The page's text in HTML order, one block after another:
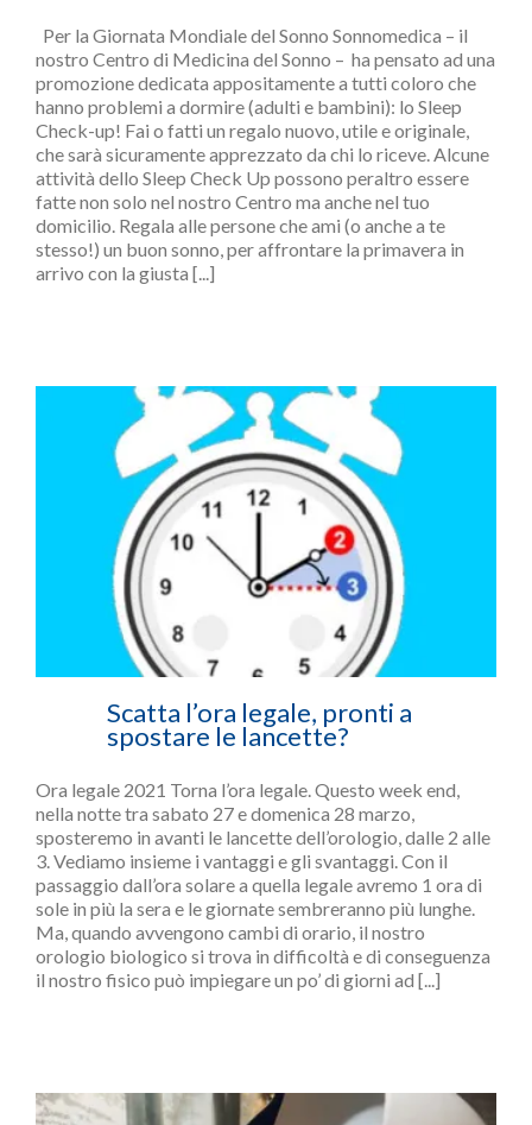
Per la Giornata Mondiale del Sonno Sonnomedica – il
nostro Centro di Medicina del Sonno – ha pensato ad una
promozione dedicata appositamente a tutti coloro che
hanno problemi a dormire (adulti e bambini): lo Sleep
Check-up! Fai o fatti un regalo nuovo, utile e originale,
che sarà sicuramente apprezzato da chi lo riceve. Alcune
attività dello Sleep Check Up possono peraltro essere
fatte non solo nel nostro Centro ma anche nel tuo
domicilio. Regala alle persone che ami (o anche a te
stesso!) un buon sonno, per affrontare la primavera in
arrivo con la giusta [...]
Scatta l’ora legale, pronti a
spostare le lancette?
Ora legale 2021 Torna l’ora legale. Questo week end,
nella notte tra sabato 27 e domenica 28 marzo,
sposteremo in avanti le lancette dell’orologio, dalle 2 alle
3. Vediamo insieme i vantaggi e gli svantaggi. Con il
passaggio dall’ora solare a quella legale avremo 1 ora di
sole in più la sera e le giornate sembreranno più lunghe.
Ma, quando avvengono cambi di orario, il nostro
orologio biologico si trova in difficoltà e di conseguenza
il nostro fisico può impiegare un po’ di giorni ad [...]